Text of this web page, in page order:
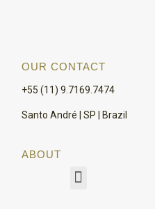
OUR CONTACT
+55 (11) 9.7169.7474
Santo André | SP | Brazil
ABOUT